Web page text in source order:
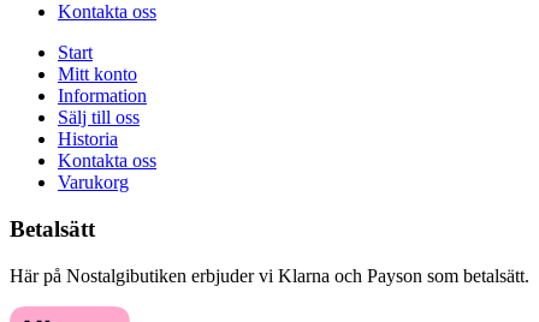
Kontakta oss
Start
Mitt konto
Information
Sälj till oss
Historia
Kontakta oss
Varukorg
Betalsätt
Här på Nostalgibutiken erbjuder vi Klarna och Payson som betalsätt.